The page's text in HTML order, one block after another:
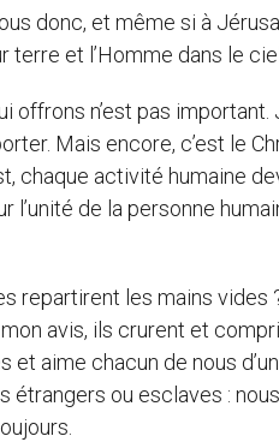
donc, et même si à
terre et l’Homme dans le
n’est pas important.
Mais encore, c’est le
chaque activité humaine
l’unité de la personne
les mains vides ?
avis, ils crurent et
et aime chacun de nous
étrangers ou esclaves :